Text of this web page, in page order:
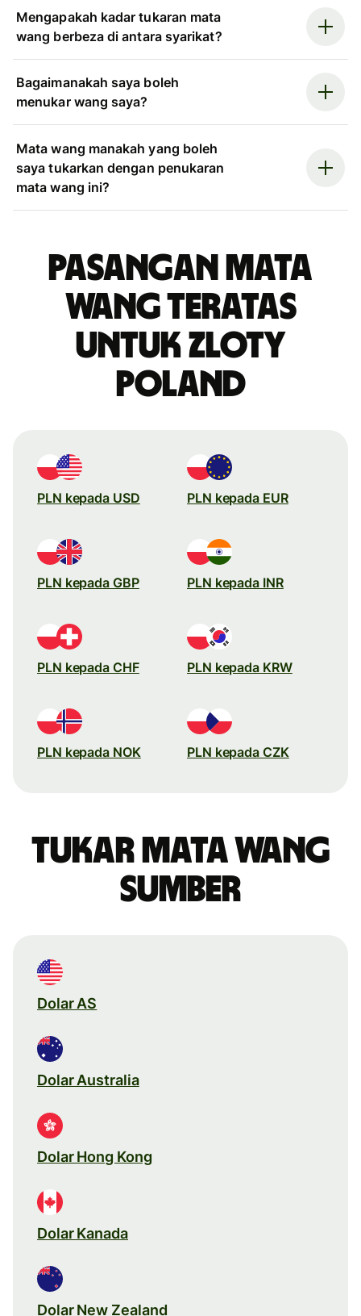
Mengapakah kadar tukaran mata
wang berbeza di antara syarikat?
Bagaimanakah saya boleh
menukar wang saya?
Mata wang manakah yang boleh
saya tukarkan dengan penukaran
mata wang ini?
Pasangan mata
wang teratas
untuk zloty
Poland
PLN kepada USD PLN kepada EUR
PLN kepada GBP PLN kepada INR
PLN kepada CHF PLN kepada KRW
PLN kepada NOK PLN kepada CZK
Tukar mata wang
sumber
Dolar AS
Dolar Australia
Dolar Hong Kong
Dolar Kanada
Dolar New Zealand